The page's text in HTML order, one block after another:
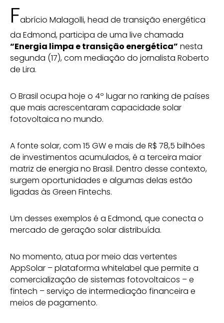
Fabrício Malagolli, head de transição energética
da Edmond, participa de uma live chamada
“Energia limpa e transição energética” nesta
segunda (17), com mediação do jornalista Roberto
de Lira.
O Brasil ocupa hoje o 4º lugar no ranking de países
que mais acrescentaram capacidade solar
fotovoltaica no mundo.
A fonte solar, com 15 GW e mais de R$ 78,5 bilhões
de investimentos acumulados, é a terceira maior
matriz de energia no Brasil. Dentro desse contexto,
surgem oportunidades e algumas delas estão
ligadas às Green Fintechs.
Um desses exemplos é a Edmond, que conecta o
mercado de geração solar distribuída.
No momento, atua por meio das vertentes
AppSolar – plataforma whitelabel que permite a
comercialização de sistemas fotovoltaicos – e
fintech – serviço de intermediação financeira e
meios de pagamento.